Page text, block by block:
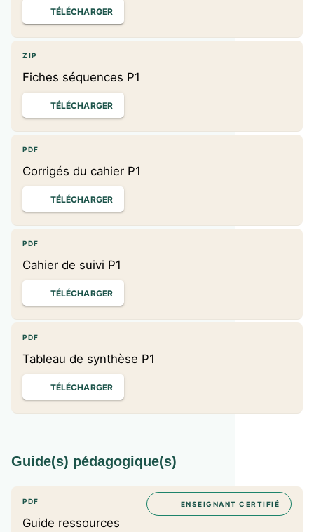
TÉLÉCHARGER
ZIP
Fiches séquences P1
TÉLÉCHARGER
PDF
Corrigés du cahier P1
TÉLÉCHARGER
PDF
Cahier de suivi P1
TÉLÉCHARGER
PDF
Tableau de synthèse P1
TÉLÉCHARGER
Guide(s) pédagogique(s)
PDF
Guide ressources
ENSEIGNANT CERTIFIÉ